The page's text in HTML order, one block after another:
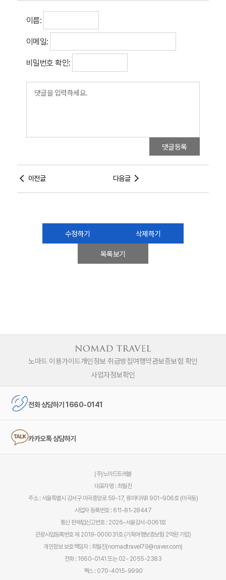
이름:
이메일:
비밀번호 확인:
댓글등록
이전글 다음글
수정하기
삭제하기
목록보기
노마드 이용가이드개인정보 취급방침여행약관보증보험 확인
사업자정보확인
전화 상담하기 1660-0141
카카오톡 상담하기
(주)노마드트래블
대표자명 : 최월진
주소 : 서울특별시 강서구 마곡중앙로 59-17, 류마타워Ⅱ 901~906호 (마곡동)
사업자 등록번호 : 611-81-28447
통신 판매업신고번호 : 2026-서울강서-0061호
관광사업등록번호 제 2019-000031호 (기획여행보증보험 2억원 가입)
개인정보 보호책임자 : 최월진(nomadtravel79@naver.com)
전화 : 1660-0141 또는 02- 2055-2383
팩스 : 070-4015-9990